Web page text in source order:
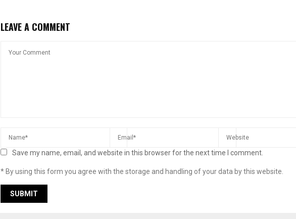
LEAVE A COMMENT
Save my name, email, and website in this browser for the next time I comment.
* By using this form you agree with the storage and handling of your data by this website.